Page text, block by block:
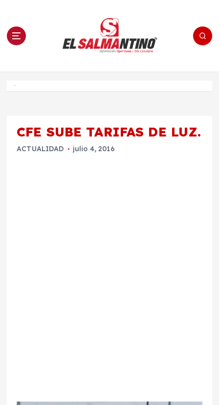
n El Salmantino - medios/noticias/editorial
CFE SUBE TARIFAS DE LUZ.
ACTUALIDAD julio 4, 2016